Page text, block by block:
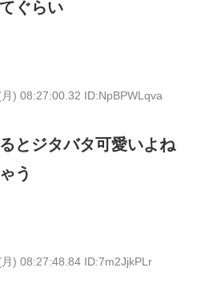
ぐらい
) 08:27:00.32 ID:NpBPWLqva
とジタバタ可愛いよね
う
) 08:27:48.84 ID:7m2JjkPLr